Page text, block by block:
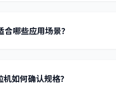
哪些应用场景？
如何确认规格？